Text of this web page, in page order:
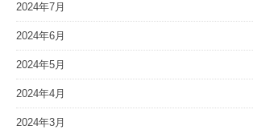
2024年7月
2024年6月
2024年5月
2024年4月
2024年3月